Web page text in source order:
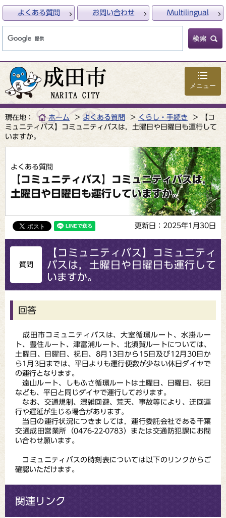
メニュー
よくある質問 お問い合わせ Multilingual
現在地： ホーム よくある質問 くらし・手続き
【コ
ミュニティバス】コミュニティバスは，土曜日や日曜日も運行して
いますか。
よくある質問
【コミュニティバス】コミュニティバスは，
土曜日や日曜日も運行していますか。
更新日：2025年1月30日
質問
【コミュニティバス】コミュニティ
バスは，土曜日や日曜日も運行して
いますか。
回答
成田市コミュニティバスは、大室循環ルート、水掛ルー
ト、豊住ルート、津富浦ルート、北須賀ルートについては、
土曜日、日曜日、祝日、8月13日から15日及び12月30日か
ら1月3日までは、平日よりも運行便数が少ない休日ダイヤで
の運行となります。
遠山ルート、しもふさ循環ルートは土曜日、日曜日、祝日
なども、平日と同じダイヤで運行しております。
なお、交通規制、混雑回避、荒天、事故等により、迂回運
行や遅延が生じる場合があります。
当日の運行状況につきましては，運行委託会社である千葉
交通成田営業所（0476-22-0783）または交通防犯課にお問
い合わせ願います。
コミュニティバスの時刻表については以下のリンクからご
確認いただけます。
関連リンク